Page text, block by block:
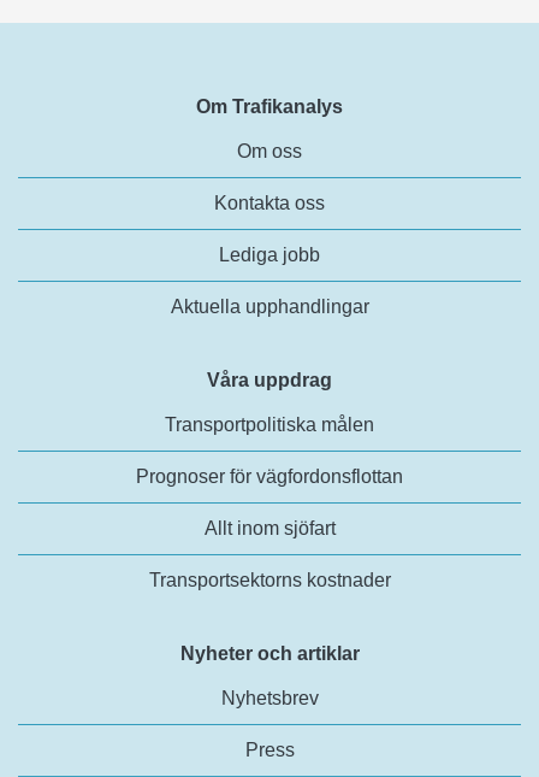
Om Trafikanalys
Om oss
Kontakta oss
Lediga jobb
Aktuella upphandlingar
Våra uppdrag
Transportpolitiska målen
Prognoser för vägfordonsflottan
Allt inom sjöfart
Transportsektorns kostnader
Nyheter och artiklar
Nyhetsbrev
Press